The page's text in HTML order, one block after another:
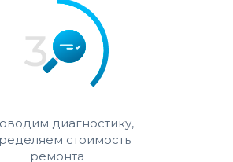
диагностику,
стоимость
ремонта